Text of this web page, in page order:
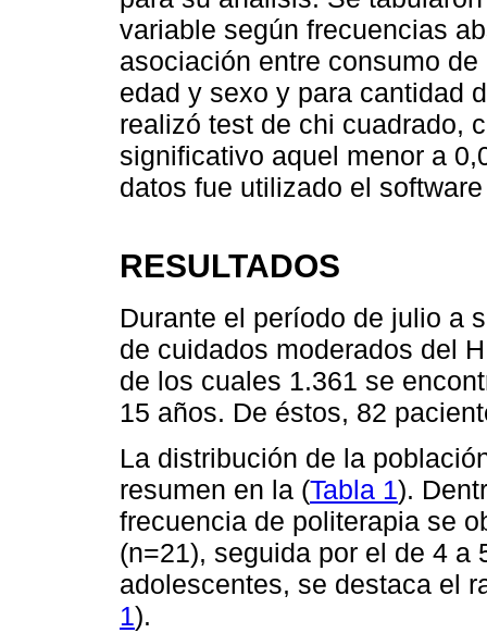
variable según frecuencias
asociación entre consumo
edad y sexo y para cantidad
realizó test de chi cuadrado,
significativo aquel menor a
datos fue utilizado el
RESULTADOS
Durante el período de julio a
de cuidados moderados del
de los cuales 1.361 se
15 años. De éstos, 82
La distribución de la
resumen en la (Tabla 1).
frecuencia de politerapia se
(n=21), seguida por el de 4 a
adolescentes, se destaca el
1).